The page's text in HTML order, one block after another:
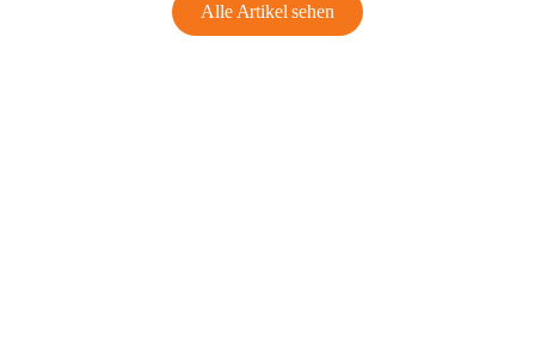
Alle Artikel sehen